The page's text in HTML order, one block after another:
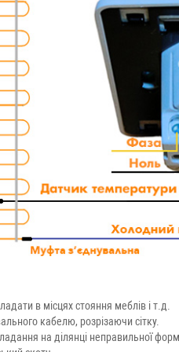
в місцях стояння меблів і т.д.
кабелю, розрізаючи сітку.
на ділянці неправильної